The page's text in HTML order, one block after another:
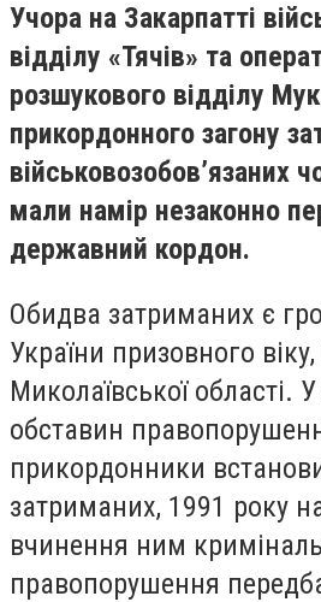
Учора на Закарпатті
відділу «Тячів» та
розшукового відділу
прикордонного загону
військовозобов’язаних
мали намір незаконно
державний кордон.
Обидва затриманих є
України призовного
Миколаївської області.
обставин
прикордонники
затриманих, 1991 року
вчинення ним
правопорушення